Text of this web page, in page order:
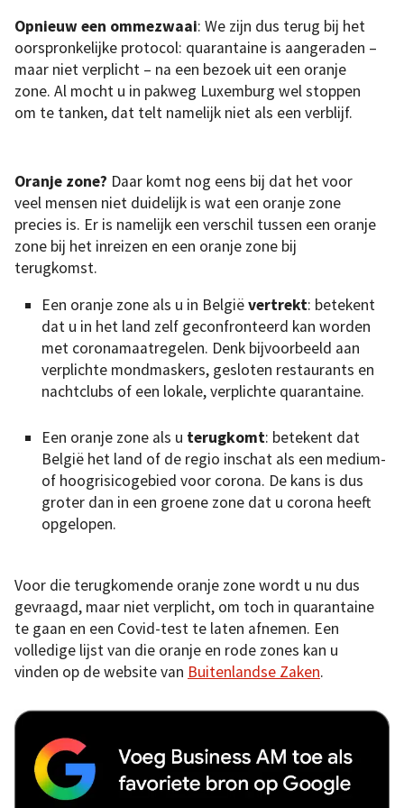
Opnieuw een ommezwaai: We zijn dus terug bij het
oorspronkelijke protocol: quarantaine is aangeraden –
maar niet verplicht – na een bezoek uit een oranje
zone. Al mocht u in pakweg Luxemburg wel stoppen
om te tanken, dat telt namelijk niet als een verblijf.
Oranje zone? Daar komt nog eens bij dat het voor
veel mensen niet duidelijk is wat een oranje zone
precies is. Er is namelijk een verschil tussen een oranje
zone bij het inreizen en een oranje zone bij
terugkomst.
Een oranje zone als u in Belgiëvertrekt: betekent
dat u in het land zelf geconfronteerd kan worden
met coronamaatregelen. Denk bijvoorbeeld aan
verplichte mondmaskers, gesloten restaurants en
nachtclubs of een lokale, verplichte quarantaine.
Een oranje zone als u terugkomt: betekent dat
België het land of de regio inschat als een medium-
of hoogrisicogebied voor corona. De kans is dus
groter dan in een groene zone dat u corona heeft
opgelopen.
Voor die terugkomende oranje zone wordt u nu dus
gevraagd, maar niet verplicht, om toch in quarantaine
te gaan en een Covid-test te laten afnemen. Een
volledige lijst van die oranje en rode zones kan u
vinden op de website van Buitenlandse Zaken.